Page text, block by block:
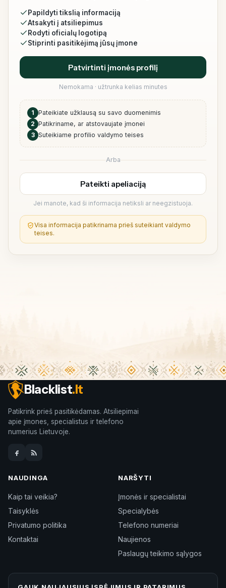
Papildyti tikslią informaciją
Atsakyti į atsiliepimus
Rodyti oficialų logotipą
Stiprinti pasitikėjimą jūsų įmone
Patvirtinti įmonės profilį
Nemokama · užtrunka kelias minutes
1 Pateikiate užklausą su savo duomenimis
2 Patikriname, ar atstovaujate įmonei
3 Suteikiame profilio valdymo teises
Arba
Pateikti apeliaciją
Jei manote, kad ši informacija netiksli ar neegzistuoja.
Visa informacija patikrinama prieš suteikiant valdymo
teises.
Blacklist.lt
Patikrink prieš pasitikėdamas. Atsiliepimai
apie įmones, specialistus ir telefono
numerius Lietuvoje.
NAUDINGA
Kaip tai veikia?
Taisyklės
Privatumo politika
Kontaktai
NARŠYTI
Įmonės ir specialistai
Specialybės
Telefono numeriai
Naujienos
Paslaugų teikimo sąlygos